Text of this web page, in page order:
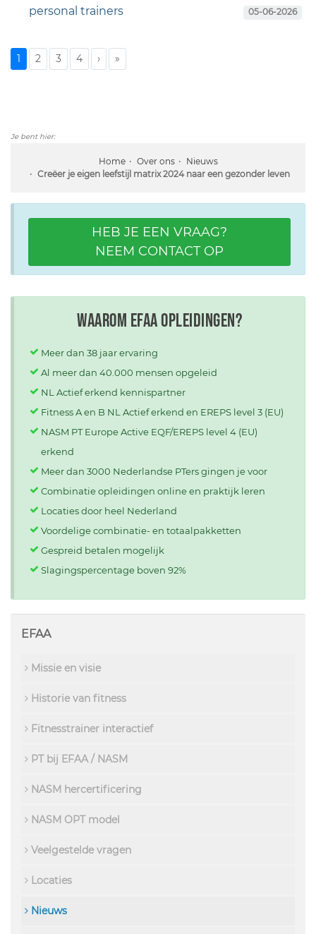
personal trainers
05-06-2026
1 2 3 4 › »
Je bent hier:
Home Over ons
Nieuws
Creëer je eigen leefstijl matrix 2024 naar een gezonder leven
HEB JE EEN VRAAG?
NEEM CONTACT OP
Waarom EFAA opleidingen?
Meer dan 38 jaar ervaring
Al meer dan 40.000 mensen opgeleid
NL Actief erkend kennispartner
Fitness A en B NL Actief erkend en EREPS level 3 (EU)
NASM PT Europe Active EQF/EREPS level 4 (EU)
erkend
Meer dan 3000 Nederlandse PTers gingen je voor
Combinatie opleidingen online en praktijk leren
Locaties door heel Nederland
Voordelige combinatie- en totaalpakketten
Gespreid betalen mogelijk
Slagingspercentage boven 92%
EFAA
Missie en visie
Historie van fitness
Fitnesstrainer interactief
PT bij EFAA / NASM
NASM hercertificering
NASM OPT model
Veelgestelde vragen
Locaties
Nieuws